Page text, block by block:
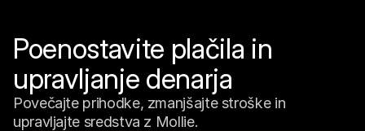
Poenostavite plačila in
upravljanje denarja
Povečajte prihodke, zmanjšajte stroške in
upravljajte sredstva z Mollie.